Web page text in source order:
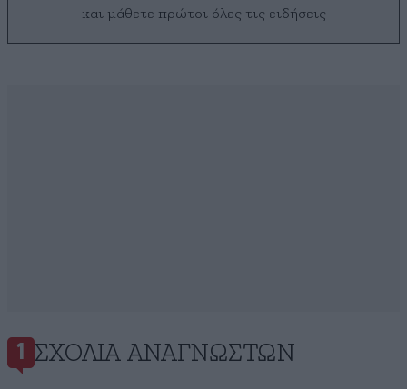
και μάθετε πρώτοι όλες τις ειδήσεις
1 ΣΧΌΛΙΑ ΑΝΑΓΝΩΣΤΏΝ